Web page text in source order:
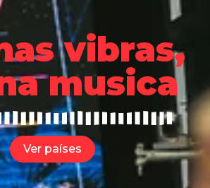
vibras,
musica
Ver países